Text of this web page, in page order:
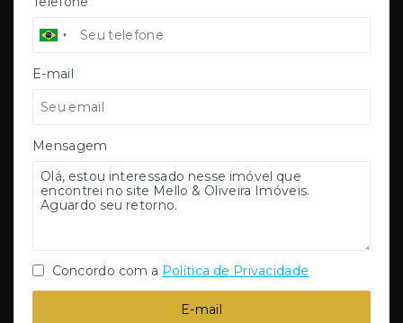
E-mail
Mensagem
Concordo com a Política de Privacidade
E-mail